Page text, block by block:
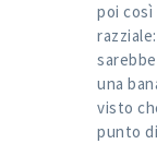
poi così
una
visto
punto